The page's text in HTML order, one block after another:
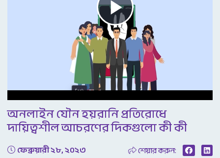
Play
Video
অনলাইন যৌন হয়রানি প্রতিরোধে
দায়িত্বশীল আচরণের দিকগুলো কী কী
ফেব্রুয়ারী ২৮, ২০২৩ শেয়ার করুন: